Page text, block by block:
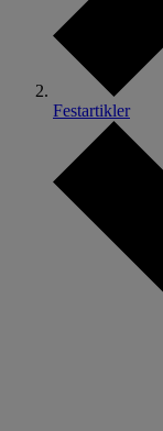
Festartikler